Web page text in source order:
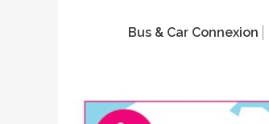
Bus & Car Connexion